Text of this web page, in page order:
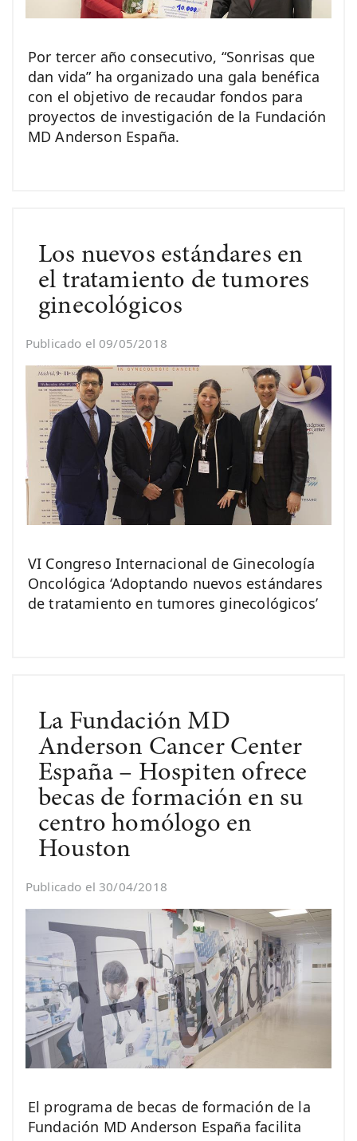
Por tercer año consecutivo, “Sonrisas que
dan vida” ha organizado una gala benéfica
con el objetivo de recaudar fondos para
proyectos de investigación de la Fundación
MD Anderson España.
Los nuevos estándares en
el tratamiento de tumores
ginecológicos
Publicado el 09/05/2018
VI Congreso Internacional de Ginecología
Oncológica ‘Adoptando nuevos estándares
de tratamiento en tumores ginecológicos’
La Fundación MD
Anderson Cancer Center
España – Hospiten ofrece
becas de formación en su
centro homólogo en
Houston
Publicado el 30/04/2018
El programa de becas de formación de la
Fundación MD Anderson España facilita